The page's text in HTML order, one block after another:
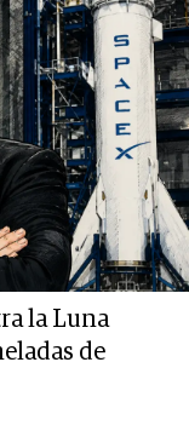
la Luna
de